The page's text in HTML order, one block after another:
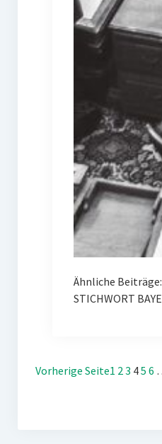
Ähnliche Beiträge:
STICHWORT
Vorherige Seite1 23 45 6